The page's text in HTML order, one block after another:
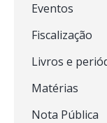
Eventos
Fiscalização
Livros e
Matérias
Nota Pública